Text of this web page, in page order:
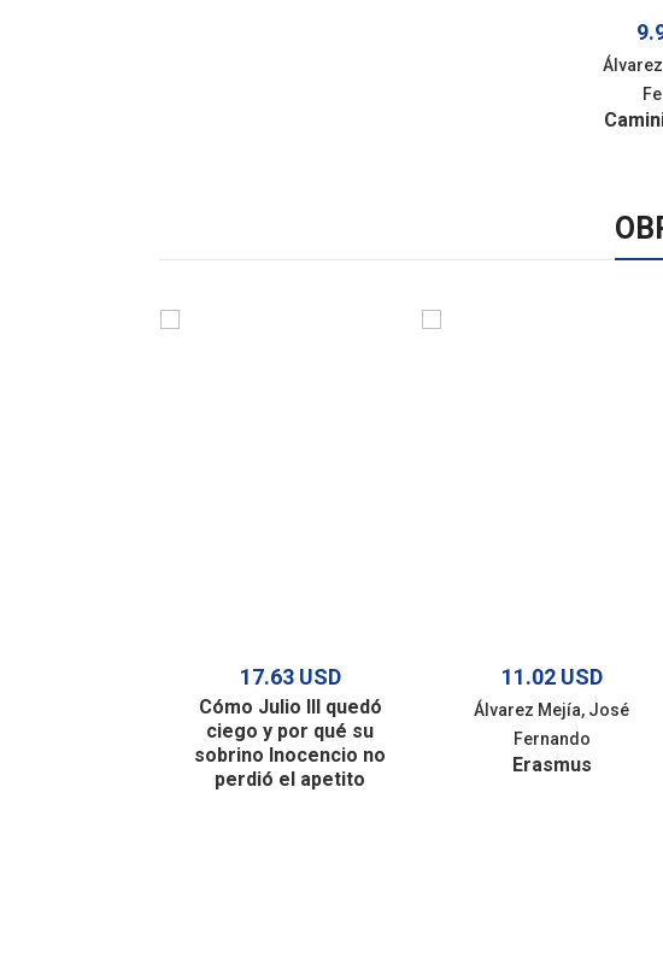
17.63 USD
Cómo Julio III quedó
ciego y por qué su
sobrino Inocencio no
perdió el apetito
11.02 USD
Álvarez Mejía, José
Fernando
Erasmus